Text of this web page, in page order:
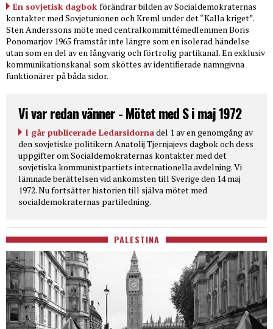
En sovjetisk dagbok förändrar bilden av Socialdemokraternas
kontakter med Sovjetunionen och Kreml under det “Kalla kriget”.
Sten Anderssons möte med centralkommittémedlemmen Boris
Ponomarjov 1965 framstår inte längre som en isolerad händelse
utan som en del av en långvarig och förtrolig partikanal. En exklusiv
kommunikationskanal som sköttes av identifierade namngivna
funktionärer på båda sidor.
Vi var redan vänner - Mötet med S i maj 1972
I går publicerade Ledarsidornadel 1 av en genomgång av
den sovjetiske politikern Anatolij Tjernjajevs dagbok och dess
uppgifter om Socialdemokraternas kontakter med det
sovjetiska kommunistpartiets internationella avdelning. Vi
lämnade berättelsen vid ankomsten till Sverige den 14 maj
1972. Nu fortsätter historien till själva mötet med
socialdemokraternas partiledning.
PALESTINA